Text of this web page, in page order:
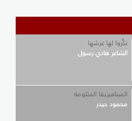
نكِّروا لها عرشها
الشاعر هادي رسول
الميتافيزيقا المثلومة
محمود حيدر